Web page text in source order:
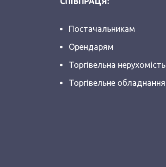
Постачальникам
Орендарям
Торгівельна нерухомість
Торгівельне обладнання